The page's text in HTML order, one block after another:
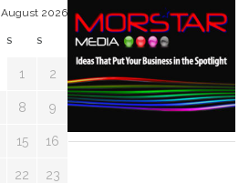
August 2026
S S
1 2
8 9
15 16
22 23